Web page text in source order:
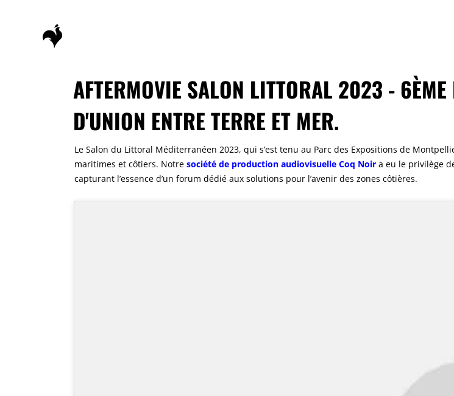
AFTERMOVIE SALON LITTORAL 2023 -
D'UNION ENTRE TERRE ET MER.
Le Salon du Littoral Méditerranéen 2023, qui s’est tenu au Parc des Expositions de
maritimes et côtiers. Notre société de production audiovisuelle Coq Noir a eu le privilège
capturant l’essence d’un forum dédié aux solutions pour l’avenir des zones côtières.